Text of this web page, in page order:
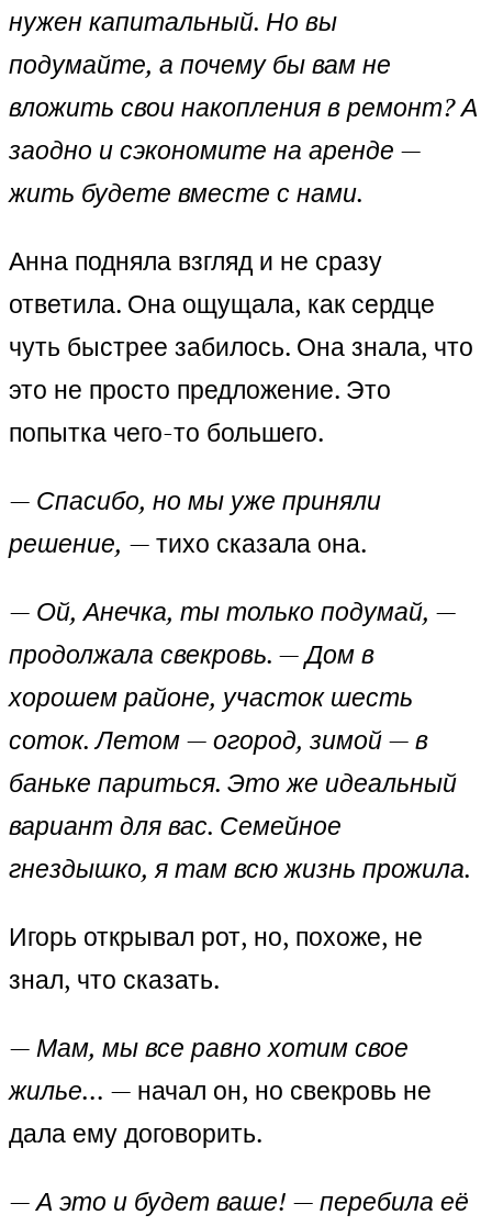
нужен капитальный. Но вы
подумайте, а почему бы вам не
вложить свои накопления в ремонт? А
заодно и сэкономите на аренде —
жить будете вместе с нами.
Анна подняла взгляд и не сразу
ответила. Она ощущала, как сердце
чуть быстрее забилось. Она знала, что
это не просто предложение. Это
попытка чего-то большего.
— Спасибо, но мы уже приняли
решение, — тихо сказала она.
— Ой, Анечка, ты только подумай, —
продолжала свекровь. — Дом в
хорошем районе, участок шесть
соток. Летом — огород, зимой — в
баньке париться. Это же идеальный
вариант для вас. Семейное
гнездышко, я там всю жизнь прожила.
Игорь открывал рот, но, похоже, не
знал, что сказать.
— Мам, мы все равно хотим свое
жилье… — начал он, но свекровь не
дала ему договорить.
— А это и будет ваше! — перебила её